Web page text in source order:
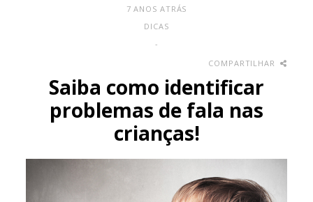
7 ANOS ATRÁS
DICAS
-
COMPARTILHAR
Saiba como identificar
problemas de fala nas
crianças!